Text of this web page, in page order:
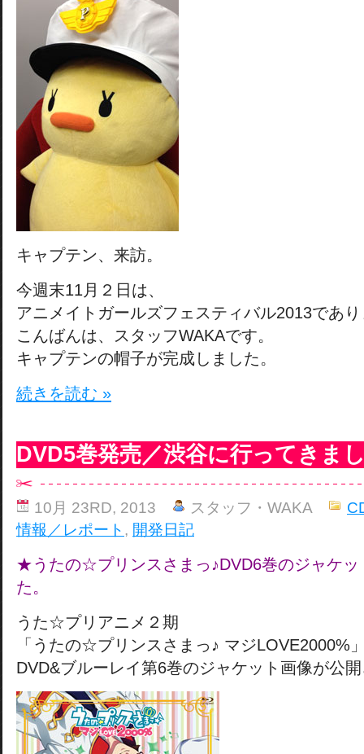
キャプテン、来訪。
今週末11月２日は、
アニメイトガールズフェスティバル2013であ
こんばんは、スタッフWAKAです。
キャプテンの帽子が完成しました。
続きを読む »
DVD5巻発売／渋谷に行ってきま
10月 23RD, 2013 スタッフ・WAKA
情報／レポート , 開発日記
★うたの☆プリンスさまっ♪DVD6巻のジャケッ
た。
うた☆プリアニメ２期
「うたの☆プリンスさまっ♪ マジLOVE2000%
DVD&ブルーレイ第6巻のジャケット画像が公